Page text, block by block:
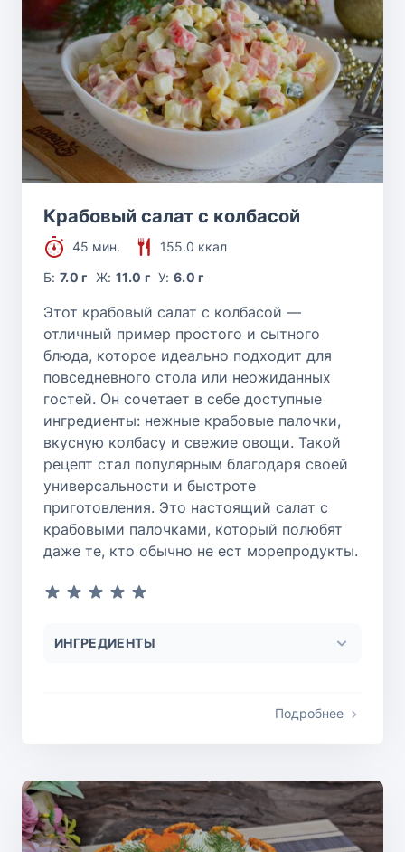
Крабовый салат с колбасой
45 мин.
155.0 ккал
Б:7.0 г Ж: 11.0 г У:6.0 г
Этот крабовый салат с колбасой —
отличный пример простого и сытного
блюда, которое идеально подходит для
повседневного стола или неожиданных
гостей. Он сочетает в себе доступные
ингредиенты: нежные крабовые палочки,
вкусную колбасу и свежие овощи. Такой
рецепт стал популярным благодаря своей
универсальности и быстроте
приготовления. Это настоящий салат с
крабовыми палочками, который полюбят
даже те, кто обычно не ест морепродукты.
ИНГРЕДИЕНТЫ
Подробнее